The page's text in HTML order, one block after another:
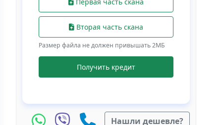
Вторая часть скана
Размер файла не должен привышать 2МБ
Получить кредит
Нашли дешевле?